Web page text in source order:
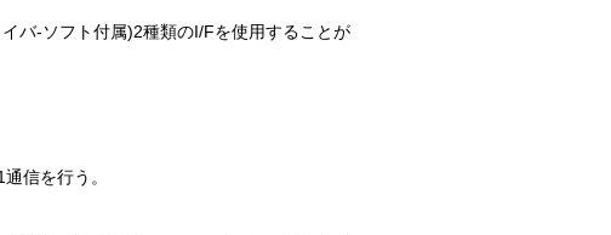
バ-ソフト付属)2種類のI/Fを使用することが
信を行う。